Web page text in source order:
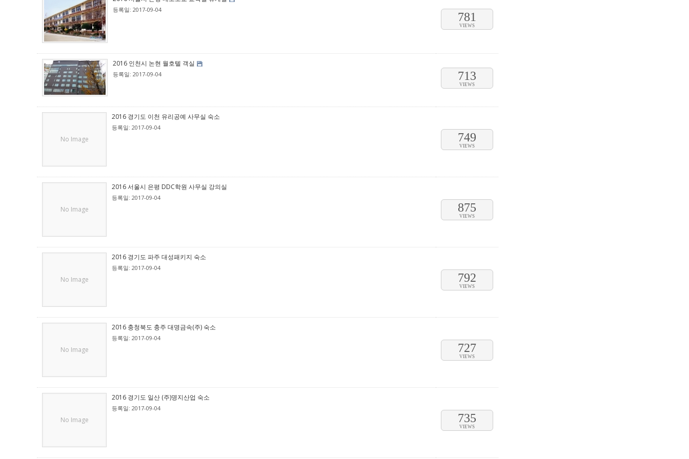
등록일: 2017-09-04
781
VIEWS
2016 인천시 논현 월호텔 객실
등록일: 2017-09-04 713
VIEWS
No Image
2016 경기도 이천 유리공예 사무실 숙소
등록일: 2017-09-04
749
VIEWS
No Image
2016 서울시 은평 DDC학원 사무실 강의실
등록일: 2017-09-04
875
VIEWS
No Image
2016 경기도 파주 대성패키지 숙소
등록일: 2017-09-04
792
VIEWS
No Image
2016 충청북도 충주 대명금속(주) 숙소
등록일: 2017-09-04
727
VIEWS
No Image
2016 경기도 일산 (주)명지산업 숙소
등록일: 2017-09-04
735
VIEWS